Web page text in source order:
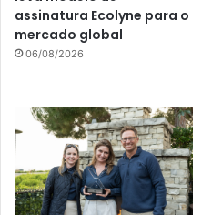
assinatura Ecolyne para o
mercado global
06/08/2026